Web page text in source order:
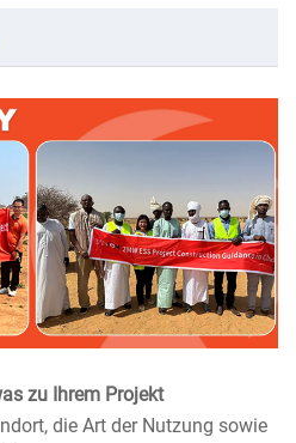
zu Ihrem Projekt
die Art der Nutzung sowie